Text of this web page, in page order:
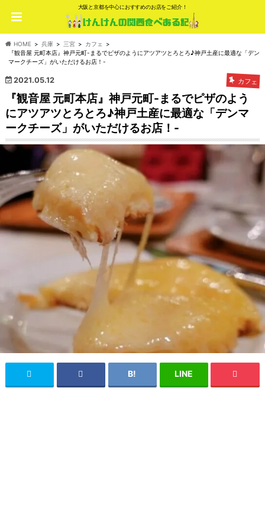
大阪と京都を中心におすすめのお店をご紹介！
HOME 兵庫 三宮
カフェ
『観音屋 元町本店』神戸元町-まるでピザのようにアツアツとろとろ♪神戸土産に最適な「デン
マークチーズ」がいただけるお店！-
2021.05.12 カフェ
『観音屋 元町本店』神戸元町-まるでピザのよう
にアツアツとろとろ♪神戸土産に最適な「デンマ
ークチーズ」がいただけるお店！-